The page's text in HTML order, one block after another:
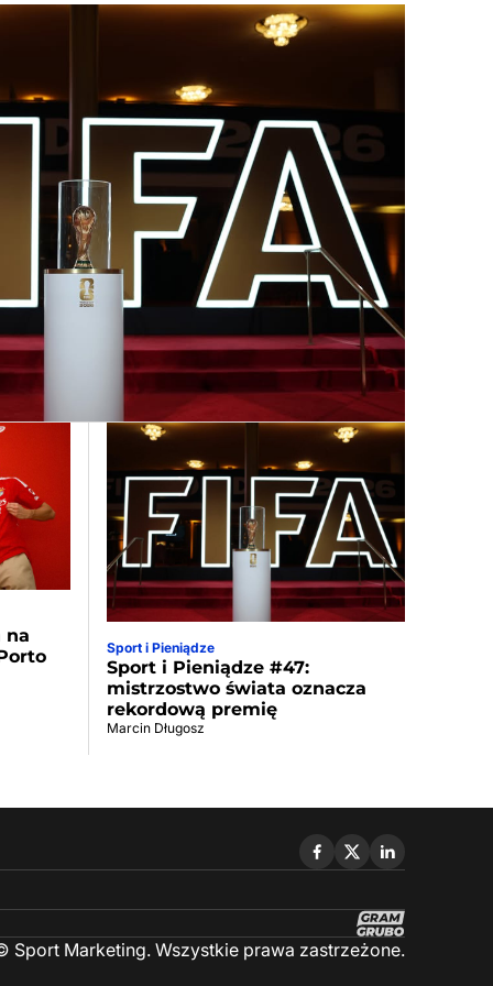
na
Sport i Pieniądze
Sport i Pieniądze #47:
mistrzostwo świata oznacza
rekordową premię
Marcin Długosz
Sport Marketing. Wszystkie prawa zastrzeżone.